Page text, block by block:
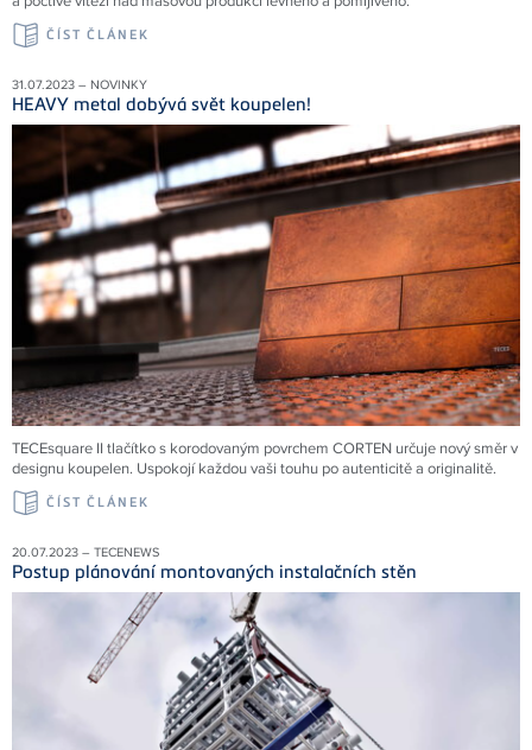
ČÍST ČLÁNEK
31.07.2023 – NOVINKY
HEAVY metal dobývá svět koupelen!
TECEsquare II tlačítko s korodovaným povrchem CORTEN určuje nový směr v
designu koupelen. Uspokojí každou vaši touhu po autenticitě a originalitě.
ČÍST ČLÁNEK
20.07.2023 – TECENEWS
Postup plánování montovaných instalačních stěn